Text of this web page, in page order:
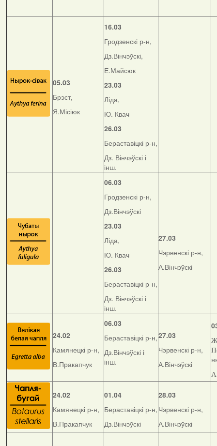
05.03
Брэст,
Я.Місіюк
16.03
Гродзенскі р-н,
Дз.Вінчэўскі,
Е.Майсюк
23.03
Ліда,
Ю. Квач
26.03
Бераставіцкі р-н,
Дз. Вінчэўскі і
інш.
06.03
Гродзенскі р-н,
Дз.Вінчэўскі
23.03
Ліда,
Ю. Квач
26.03
Бераставіцкі р-н,
Дз. Вінчэўскі і
інш.
27.03
Чэрвенскі р-н,
А.Вінчэўскі
24.02
Камянецкі р-н,
В.Пракапчук
06.03
Бераставіцкі р-н,
Дз.Вінчэўскі і
інш.
27.03
Чэрвенскі р-н,
А.Вінчэўскі
24.02
Камянецкі р-н,
В.Пракапчук
01.04
Бераставіцкі р-н,
Дз.Вінчэўскі
28.03
Чэрвенскі р-н,
А.Вінчэўскі